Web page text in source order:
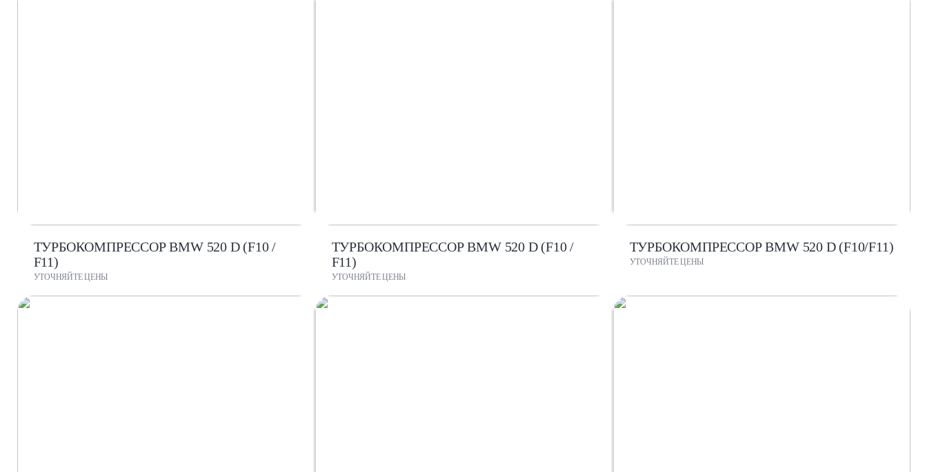
ТУРБОКОМПРЕССОР BMW 520 D (F10 /
F11)
УТОЧНЯЙТЕ ЦЕНЫ
ТУРБОКОМПРЕССОР BMW 520 D (F10 /
F11)
УТОЧНЯЙТЕ ЦЕНЫ
ТУРБОКОМПРЕССОР BMW 520 D (F10/F11)
УТОЧНЯЙТЕ ЦЕНЫ